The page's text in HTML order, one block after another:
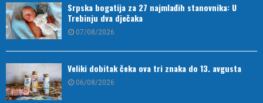
Srpska bogatija za 27 najmlađih stanovnika: U
Trebinju dva dječaka
07/08/2026
Veliki dobitak čeka ova tri znaka do 13. avgusta
06/08/2026